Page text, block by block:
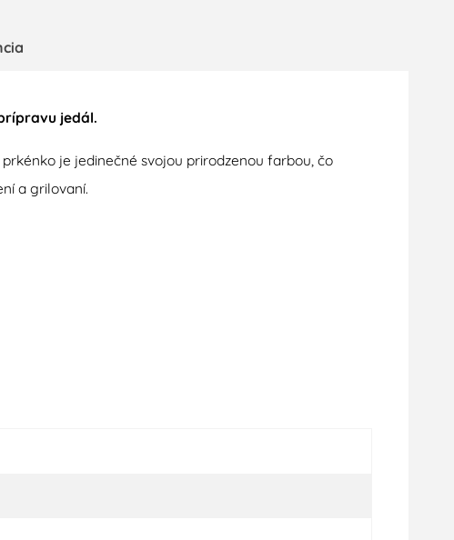
jedál.
je jedinečné svojou prirodzenou farbou, čo
a grilovaní.